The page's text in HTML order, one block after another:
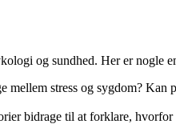
og sundhed. Her er nogle
mellem stress og sygdom?
bidrage til at forklare,